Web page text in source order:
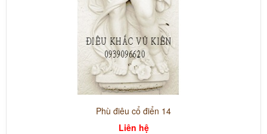
Phù điêu cổ điển 14
Liên hệ